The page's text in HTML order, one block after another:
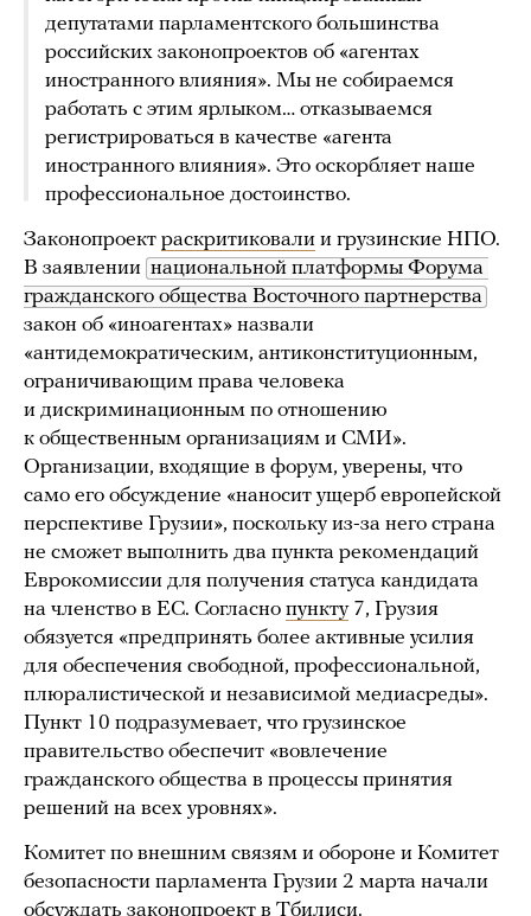
депутатами парламентского большинства
российских законопроектов об «агентах
иностранного влияния». Мы не собираемся
работать с этим ярлыком… отказываемся
регистрироваться в качестве «агента
иностранного влияния». Это оскорбляет наше
профессиональное достоинство.
Законопроект раскритиковали и грузинские НПО.
В заявлении национальной платформы Форума
гражданского общества Восточного партнерства
закон об «иноагентах» назвали
«антидемократическим, антиконституционным,
ограничивающим права человека
и дискриминационным по отношению
к общественным организациям и СМИ».
Организации, входящие в форум, уверены, что
само его обсуждение «наносит ущерб европейской
перспективе Грузии», поскольку из-за него страна
не сможет выполнить два пункта рекомендаций
Еврокомиссии для получения статуса кандидата
на членство в ЕС. Согласно пункту7, Грузия
обязуется «предпринять более активные усилия
для обеспечения свободной, профессиональной,
плюралистической и независимой медиасреды».
Пункт 10 подразумевает, что грузинское
правительство обеспечит «вовлечение
гражданского общества в процессы принятия
решений на всех уровнях».
Комитет по внешним связям и обороне и Комитет
безопасности парламента Грузии 2 марта начали
обсуждать законопроект в Тбилиси.